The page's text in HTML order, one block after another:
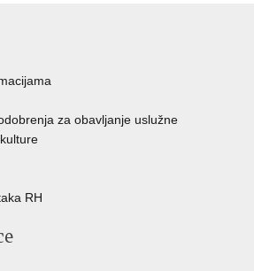
za obavljanje uslužne
RH